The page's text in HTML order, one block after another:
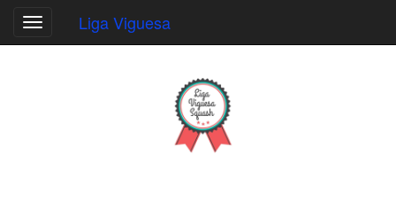
Toggle
navigation
Liga Viguesa